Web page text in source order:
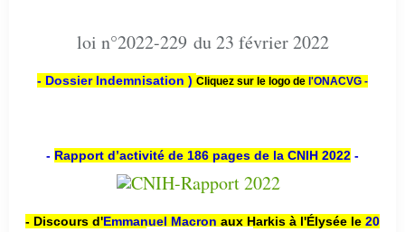
loi n°2022-229 du 23 février 2022
- Dossier Indemnisation ) Cliquez sur le logo de l'ONACVG -
- Rapport d’activité de 186 pages de la CNIH 2022 -
- Discours d'Emmanuel Macron aux Harkis à l'Élysée le 20